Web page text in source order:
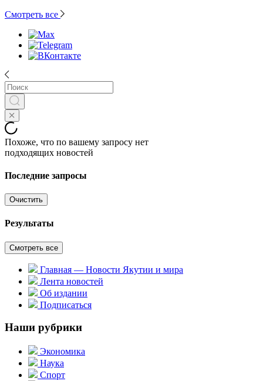
Смотреть все
Похоже, что по вашему запросу нет
подходящих новостей
Последние запросы
Очистить
Результаты
Смотреть все
Главная — Новости Якутии и мира
Лента новостей
Об издании
Подписаться
Наши рубрики
Экономика
Наука
Спорт